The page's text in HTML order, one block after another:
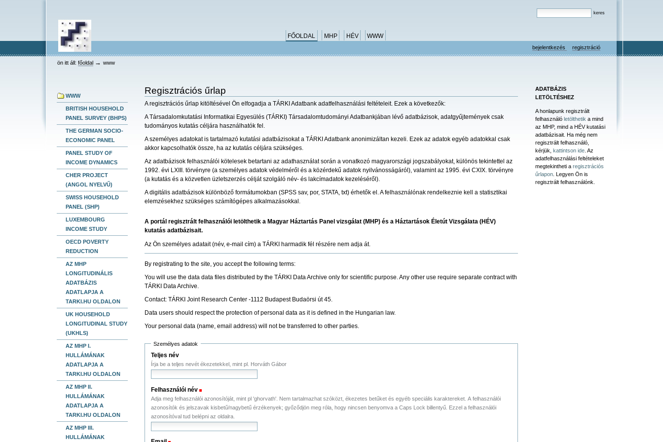
HEV
FŐOLDAL MHP HÉV WWW
bejelentkezés regisztráció
ön itt áll: főoldal → www
WWW
BRITISH HOUSEHOLD
PANEL SURVEY (BHPS)
THE GERMAN SOCIO-
ECONOMIC PANEL
PANEL STUDY OF
INCOME DYNAMICS
CHER PROJECT
(ANGOL NYELVŰ)
SWISS HOUSEHOLD
PANEL (SHP)
LUXEMBOURG
INCOME STUDY
OECD POVERTY
REDUCTION
AZ MHP
LONGITUDINÁLIS
ADATBÁZIS
ADATLAPJA A
TARKI.HU OLDALON
UK HOUSEHOLD
LONGITUDINAL STUDY
(UKHLS)
AZ MHP I.
HULLÁMÁNAK
ADATLAPJA A
TARKI.HU OLDALON
AZ MHP II.
HULLÁMÁNAK
ADATLAPJA A
TARKI.HU OLDALON
AZ MHP III.
HULLÁMÁNAK
Regisztrációs űrlap
A regisztrációs űrlap kitöltésével Ön elfogadja a TÁRKI Adatbank adatfelhasználási feltételeit. Ezek a következők:
A Társadalomkutatási Informatikai Egyesülés (TÁRKI) Társadalomtudományi Adatbankjában lévő adatbázisok, adatgyűjtemények csak
tudományos kutatás céljára használhatók fel.
A személyes adatokat is tartalmazó kutatási adatbázisokat a TÁRKI Adatbank anonimizáltan kezeli. Ezek az adatok egyéb adatokkal csak
akkor kapcsolhatók össze, ha az kutatás céljára szükséges.
Az adatbázisok felhasználói kötelesek betartani az adathasználat során a vonatkozó magyarországi jogszabályokat, különös tekintettel az
1992. évi LXIII. törvényre (a személyes adatok védelméről és a közérdekű adatok nyilvánosságáról), valamint az 1995. évi CXIX. törvényre
(a kutatás és a közvetlen üzletszerzés célját szolgáló név- és lakcímadatok kezeléséről).
A digitális adatbázisok különböző formátumokban (SPSS sav, por, STATA, txt) érhetők el. A felhasználónak rendelkeznie kell a statisztikai
elemzésekhez szükséges számítógépes alkalmazásokkal.
A portál regisztrált felhasználói letölthetik a Magyar Háztartás Panel vizsgálat (MHP) és a Háztartások Életút Vizsgálata (HÉV)
kutatás adatbázisait.
Az Ön személyes adatait (név, e-mail cím) a TÁRKI harmadik fél részére nem adja át.
By registrating to the site, you accept the following terms:
You will use the data data files distributed by the TÁRKI Data Archive only for scientific purpose. Any other use require separate contract with
TÁRKI Data Archive.
Contact: TÁRKI Joint Research Center -1112 Budapest Budaörsi út 45.
Data users should respect the protection of personal data as it is defined in the Hungarian law.
Your personal data (name, email address) will not be transferred to other parties.
Személyes adatok
Teljes név
Írja be a teljes nevét ékezetekkel, mint pl. Horváth Gábor
Felhasználói név
Adja meg felhasználói azonosítóját, mint pl 'ghorvath'. Nem tartalmazhat szóközt, ékezetes betűket és egyéb speciális karaktereket. A felhasználói
azonosítók és jelszavak kisbetű/nagybetű érzékenyek; győződjön meg róla, hogy nincsen benyomva a Caps Lock billentyű. Ezzel a felhasználói
azonosítóval tud belépni az oldalra.
ADATBÁZIS
LETÖLTÉSHEZ
A honlapunk regisztrált
felhasználó letölthetik a mind
az MHP, mind a HÉV kutatási
adatbázisait. Ha még nem
regisztrált felhasználó,
kérjük, kattintson ide. Az
adatfelhasználási feltételeket
megtekintheti a regisztrációs
űrlapon. Legyen Ön is
regisztrált felhasználónk.